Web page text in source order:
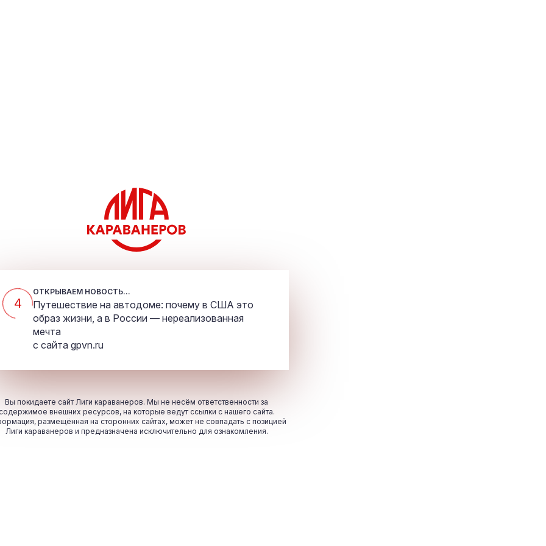
4
ОТКРЫВАЕМ НОВОСТЬ...
Путешествие на автодоме: почему в США это
образ жизни, а в России — нереализованная
мечта
с сайта gpvn.ru
Вы покидаете сайт Лиги караванеров. Мы не несём ответственности за
внешних ресурсов, на которые ведут ссылки с нашего сайта.
размещённая на сторонних сайтах, может не совпадать с позицией
Лиги караванеров и предназначена исключительно для ознакомления.